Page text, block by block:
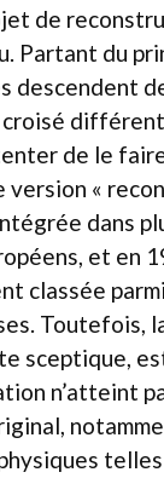
de
Partant du
descendent
de le
version «
dans
et en
classée
Toutefois,
sceptique,
n’atteint